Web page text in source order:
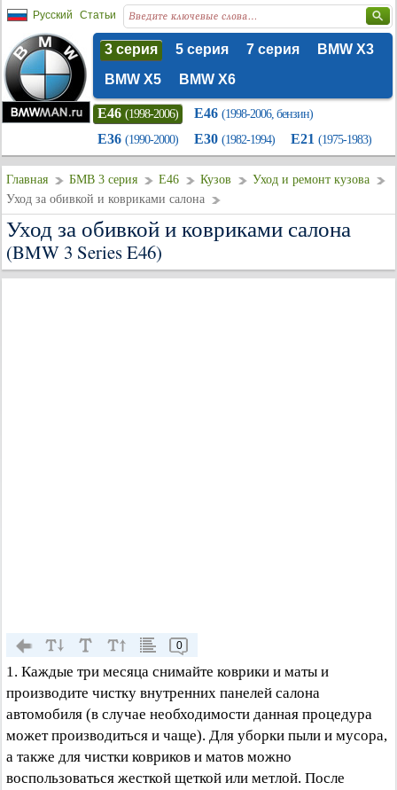
Русский Статьи
3 серия 5 серия 7 серия
BMW X3
BMW X5
BMW X6
E46 (1998-2006) E46 (1998-2006, бензин)
E36 (1990-2000) E30 (1982-1994) E21 (1975-1983)
Главная БМВ 3 серия E46 Кузов
Уход и ремонт кузова
Уход за обивкой и ковриками салона
Уход за обивкой и ковриками салона
(BMW 3 Series E46)
0
1. Каждые три месяца снимайте коврики и маты и
производите чистку внутренних панелей салона
автомобиля (в случае необходимости данная процедура
может производиться и чаще). Для уборки пыли и мусора,
а также для чистки ковриков и матов можно
воспользоваться жесткой щеткой или метлой. После